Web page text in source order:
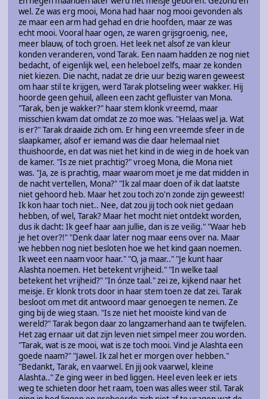
wel. Ze was erg mooi, Mona had haar nog mooi gevonden als
ze maar een arm had gehad en drie hoofden, maar ze was
echt mooi. Vooral haar ogen, ze waren grijsgroenig, nee,
meer blauw, of toch groen. Het leek net alsof ze van kleur
konden veranderen, vond Tarak. Een naam hadden ze nog niet
bedacht, of eigenlijk wel, een heleboel zelfs, maar ze konden
niet kiezen. Die nacht, nadat ze drie uur bezig waren geweest
om haar stil te krijgen, werd Tarak plotseling weer wakker. Hij
hoorde geen gehuil, alleen een zacht gefluister van Mona.
"Tarak, ben je wakker?" haar stem klonk vreemd, maar
misschien kwam dat omdat ze zo moe was. "Helaas wel ja. Wat
is er?" Tarak draaide zich om. Er hing een vreemde sfeer in de
slaapkamer, alsof er iemand was die daar helemaal niet
thuishoorde, en dat was niet het kind in de wieg in de hoek van
de kamer. "Is ze niet prachtig?" vroeg Mona, die Mona niet
was. "Ja, ze is prachtig, maar waarom moet je me dat midden in
de nacht vertellen, Mona?" "Ik zal maar doen of ik dat laatste
niet gehoord heb. Maar het zou toch zo'n zonde zijn geweest!
Ik kon haar toch niet.. Nee, dat zou jij toch ook niet gedaan
hebben, of wel, Tarak? Maar het mocht niet ontdekt worden,
dus ik dacht: Ik geef haar aan jullie, dan is ze veilig." "Waar heb
je het over?!" "Denk daar later nog maar eens over na. Maar
we hebben nog niet besloten hoe we het kind gaan noemen.
Ik weet een naam voor haar." "O, ja maar.." "Je kunt haar
Alashta noemen. Het betekent vrijheid." "In welke taal
betekent het vrijheid?" "In ónze taal." zei ze, kijkend naar het
meisje. Er klonk trots door in haar stem toen ze dat zei. Tarak
besloot om met dit antwoord maar genoegen te nemen. Ze
ging bij de wieg staan. "Is ze niet het mooiste kind van de
wereld?" Tarak begon daar zo langzamerhand aan te twijfelen.
Het zag ernaar uit dat zijn leven niet simpel meer zou worden.
"Tarak, wat is ze mooi, wat is ze toch mooi. Vind je Alashta een
goede naam?" "Jawel. Ik zal het er morgen over hebben."
"Bedankt, Tarak, en vaarwel. En jij ook vaarwel, kleine
Alashta.." Ze ging weer in bed liggen. Heel even leek er iets
weg te schieten door het raam, toen was alles weer stil. Tarak